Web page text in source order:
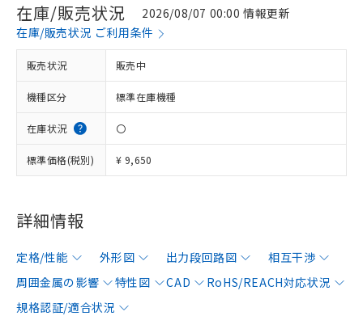
在庫/販売状況
2026/08/07 00:00 情報更新
在庫/販売状況 ご利用条件
販売状況 販売中
機種区分 標準在庫機種
在庫状況 〇
標準価格(税別) ¥ 9,650
詳細情報
定格/性能 外形図 出力段回路図
相互干渉
周囲金属の影響
特性図 CAD
RoHS/REACH対応状況
規格認証/適合状況